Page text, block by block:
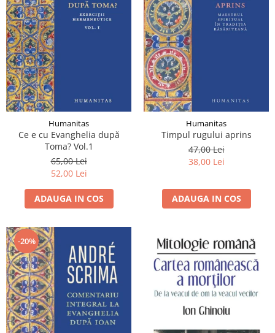
Humanitas
Ce e cu Evanghelia după
Toma? Vol.1
65,00 Lei
52,00 Lei
ADAUGA IN COS
Humanitas
Timpul rugului aprins
47,00 Lei
38,00 Lei
ADAUGA IN COS
-20%